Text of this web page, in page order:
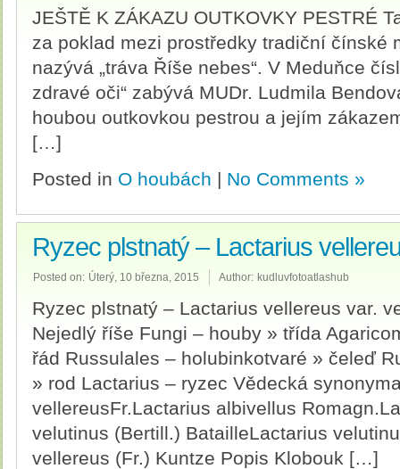
JEŠTĚ K ZÁKAZU OUTKOVKY PESTRÉ
za poklad mezi prostředky tradiční čínské
nazývá „tráva Říše nebes“. V Meduňce
zdravé oči“ zabývá MUDr. Ludmila
houbou outkovkou pestrou a jejím
[…]
Posted in O houbách | No Comments »
Ryzec plstnatý – Lactarius
Posted on: Úterý, 10 března, 2015 Author: kudluvfotoatlashub
Ryzec plstnatý – Lactarius vellereus var.
Nejedlý říše Fungi – houby » třída
řád Russulales – holubinkotvaré » čeleď
» rod Lactarius – ryzec Vědecká
vellereusFr.Lactarius albivellus
velutinus (Bertill.) BatailleLactarius
vellereus (Fr.) Kuntze Popis Klobouk […]